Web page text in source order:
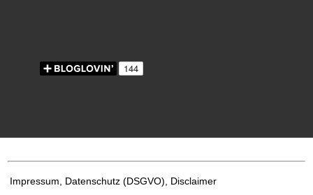
Impressum, Datenschutz (DSGVO), Disclaimer